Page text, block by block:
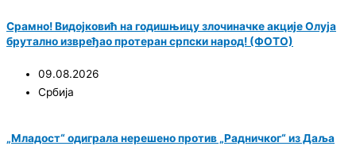
Срамно! Видојковић на годишњицу злочиначке акције Олуја
брутално извређао протеран српски народ! (ФОТО)
09.08.2026
Србија
„Младост“ одиграла нерешено против „Радничког“ из Даља